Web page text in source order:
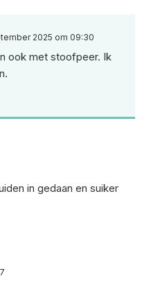
2025 om 09:30
ook met stoofpeer. Ik
in gedaan en suiker